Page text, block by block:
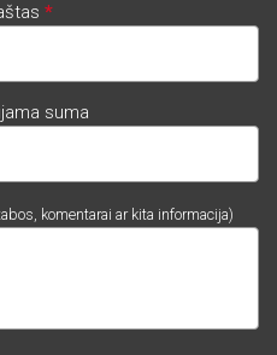
*
suma
komentarai ar kita informacija)